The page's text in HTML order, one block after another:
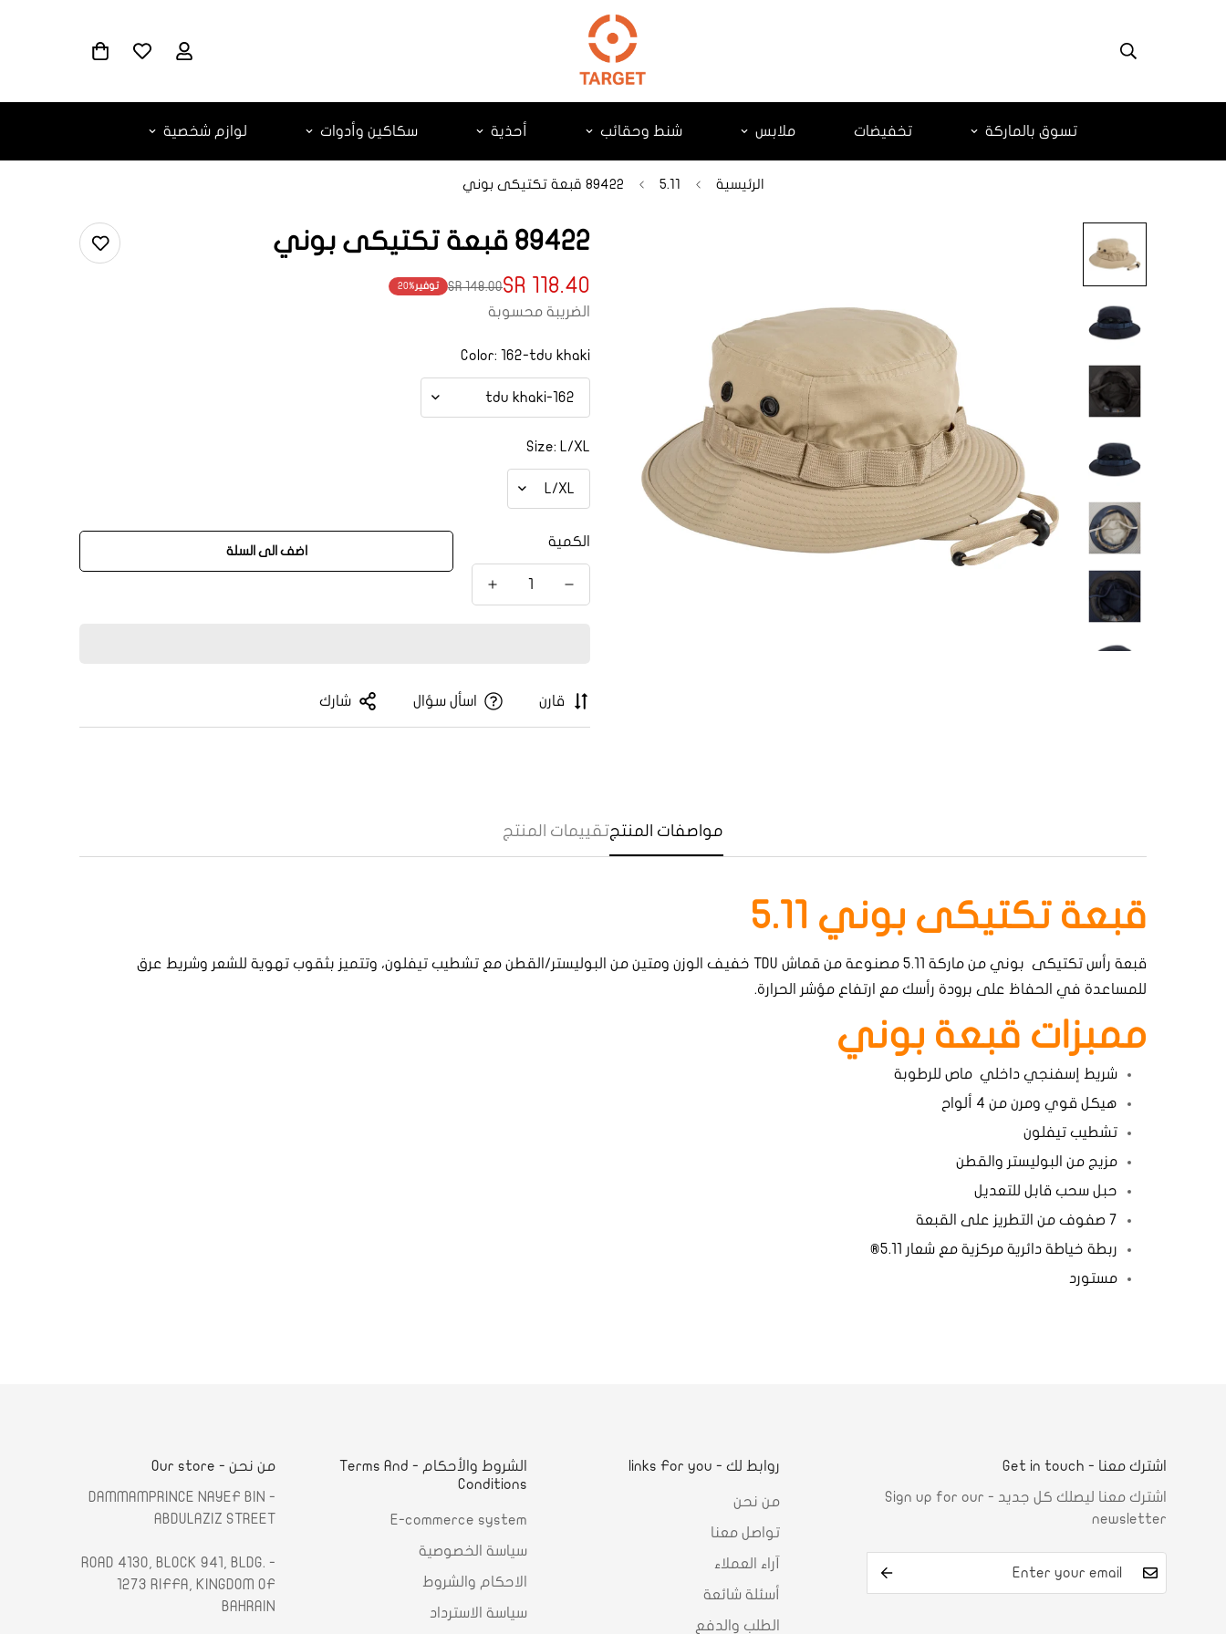
تسوق بالماركة تخفيضات ملابس شنط وحقائب أحذية سكاكين وأدوات لوازم شخصية
الرئيسية 5.11 89422 قبعة تكتيكى بوني
89422 قبعة تكتيكى بوني
Translation
missing:
118.40 SR
Translation
missing:
148.00 SR توفير20%
الضريبة محسوبة
Color: 162-tdu khaki
Size: L/XL
الكمية
اضف الى السلة
قارن اسأل سؤال شارك
مواصفات المنتجتقييمات المنتج
قبعة تكتيكى بوني 5.11
قبعة رأس تكتيكى بوني من ماركة 5.11 مصنوعة من قماش TDU خفيف الوزن ومتين من البوليستر/القطن مع تشطيب تيفلون، وتتميز بثقوب تهوية للشعر وشريط عرق
للمساعدة في الحفاظ على برودة رأسك مع ارتفاع مؤشر الحرارة.
ممبزات قبعة بوني
شريط إسفنجي داخلي ماص للرطوبة
هيكل قوي ومرن من 4 ألواح
تشطيب تيفلون
مزيج من البوليستر والقطن
حبل سحب قابل للتعديل
7 صفوف من التطريز على القبعة
ربطة خياطة دائرية مركزية مع شعار 5.11®
مستورد
اشترك معنا - Get in touch
اشترك معنا ليصلك كل جديد - Sign up for our
newsletter
روابط لك - links For you
من نحن
تواصل معنا
آراء العملاء
أسئلة شائعة
الطلب والدفع
الشروط والأحكام - Terms And
Conditions
E-commerce system
سياسة الخصوصية
الاحكام والشروط
سياسة الاسترداد
من نحن - Our store
- DAMMAMPRINCE NAYEF BIN
ABDULAZIZ STREET
- ROAD 4130, BLOCK 941, BLDG.
1273 RIFFA, KINGDOM OF
BAHRAIN